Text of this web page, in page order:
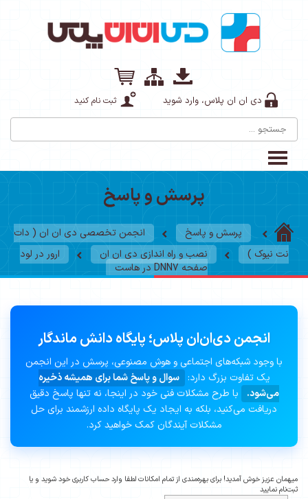
دی ان ان پلاس، وارد شوید ثبت نام کنید
پرسش و پاسخ
پرسش و پاسخ
انجمن تخصصی دی ان ان ( دات
نت نیوک )
نصب و راه اندازی دی ان ان
ارور در لود
صفحه DNN7 در هاست
انجمن دی‌ان‌ان پلاس؛ پایگاه دانش ماندگار
با وجود شبکه‌های اجتماعی و هوش مصنوعی، پرسش در این انجمن
یک تفاوت بزرگ دارد: سوال و پاسخ شما برای همیشه ذخیره
می‌شود.
با طرح مشکلات فنی خود در اینجا، نه تنها پاسخ دقیق
دریافت می‌کنید، بلکه به ایجاد یک پایگاه داده ارزشمند برای حل
مشکلات آیندگان کمک خواهید کرد.
میهمان عزیز خوش آمدید! برای بهره‌مندی از تمام امکانات لطفا وارد حساب کاربری خود شوید و یا
ثبت‌نام نمایید